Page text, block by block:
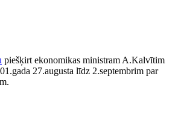
piešķirt ekonomikas ministram A.Kalvītim
27.augusta līdz 2.septembrim par